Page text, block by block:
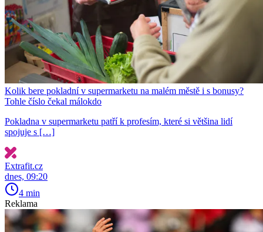
Kolik bere pokladní v supermarketu na malém městě i s bonusy?
Tohle číslo čekal málokdo
Pokladna v supermarketu patří k profesím, které si většina lidí
spojuje s […]
Extrafit.cz
dnes, 09:20
4 min
Reklama